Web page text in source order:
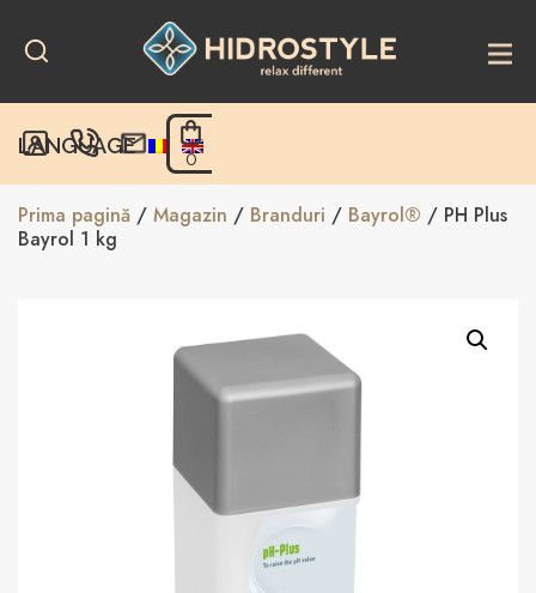
content
LANGUAGE
0
Prima pagină / Magazin / Branduri / Bayrol® / PH Plus
Bayrol 1 kg